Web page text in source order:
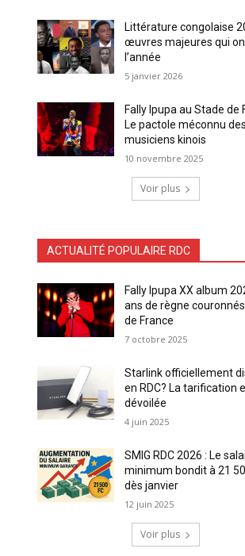
Littérature congolaise
œuvres majeures qui
l’année
5 janvier 2026
Fally Ipupa au Stade de
Le pactole méconnu des
musiciens kinois
10 novembre 2025
Voir plus
ACTUALITÉ POPULAIRE RDC
Fally Ipupa XX album
ans de règne
de France
7 octobre 2025
Starlink officiellement
en RDC? La tarification
dévoilée
4 juin 2025
SMIG RDC 2026 : Le
minimum bondit à 21
dès janvier
12 juin 2025
Voir plus